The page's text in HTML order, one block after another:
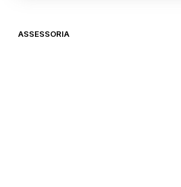
ASSESSORIA